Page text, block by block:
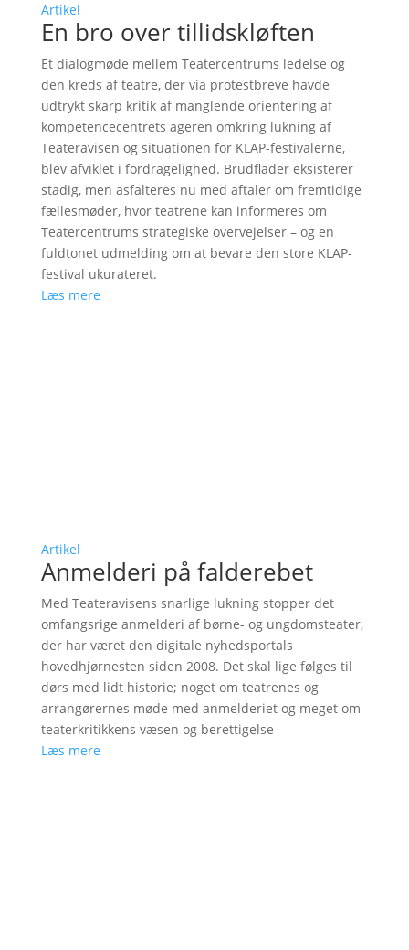
Artikel
En bro over tillidskløften
Et dialogmøde mellem Teatercentrums ledelse og
den kreds af teatre, der via protestbreve havde
udtrykt skarp kritik af manglende orientering af
kompetencecentrets ageren omkring lukning af
Teateravisen og situationen for KLAP-festivalerne,
blev afviklet i fordragelighed. Brudflader eksisterer
stadig, men asfalteres nu med aftaler om fremtidige
fællesmøder, hvor teatrene kan informeres om
Teatercentrums strategiske overvejelser – og en
fuldtonet udmelding om at bevare den store KLAP-
festival ukurateret.
Læs mere
Artikel
Anmelderi på falderebet
Med Teateravisens snarlige lukning stopper det
omfangsrige anmelderi af børne- og ungdomsteater,
der har været den digitale nyhedsportals
hovedhjørnesten siden 2008. Det skal lige følges til
dørs med lidt historie; noget om teatrenes og
arrangørernes møde med anmelderiet og meget om
teaterkritikkens væsen og berettigelse
Læs mere